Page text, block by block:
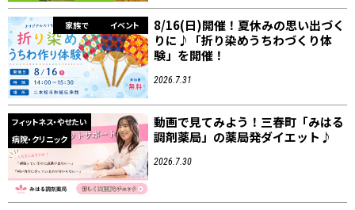
家族で イベント
8/16(日)開催！夏休みの思い出づく
りに♪「折り染めうちわづくり体
験」を開催！
2026.7.31
フィットネス・やせたい
病院・クリニック
動画で見てみよう！三春町「みはる
調剤薬局」の薬局発ダイエット♪
2026.7.30